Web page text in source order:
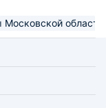
Московской области